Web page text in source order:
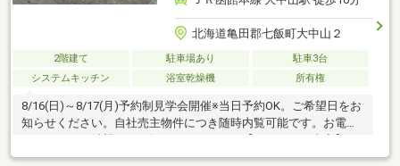
北海道亀田郡七飯町大中山２
2階建て 駐車場あり
駐車3台
システムキッチン
浴室乾燥機 所有権
8/16(日)～8/17(月)予約制見学会開催※当日予約OK。ご希望日をお
知らせください。自社売主物件につき随時内覧可能です。お電話
標準シロアリ防除工事●外構・外装駐車場拡張、屋根塗装、外壁